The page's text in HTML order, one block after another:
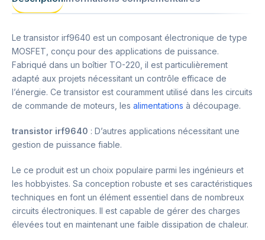
Le transistor irf9640 est un composant électronique de type
MOSFET, conçu pour des applications de puissance.
Fabriqué dans un boîtier TO-220, il est particulièrement
adapté aux projets nécessitant un contrôle efficace de
l’énergie. Ce transistor est couramment utilisé dans les circuits
de commande de moteurs, les alimentations à découpage.
transistor irf9640 : D’autres applications nécessitant une
gestion de puissance fiable.
Le ce produit est un choix populaire parmi les ingénieurs et
les hobbyistes. Sa conception robuste et ses caractéristiques
techniques en font un élément essentiel dans de nombreux
circuits électroniques. Il est capable de gérer des charges
élevées tout en maintenant une faible dissipation de chaleur.